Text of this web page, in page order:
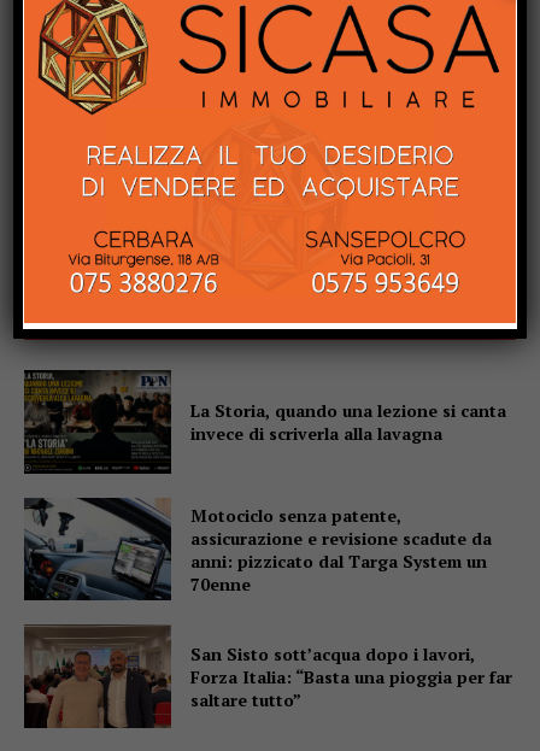
Popular
La Storia, quando una lezione si canta
invece di scriverla alla lavagna
Motociclo senza patente,
assicurazione e revisione scadute da
anni: pizzicato dal Targa System un
70enne
San Sisto sott’acqua dopo i lavori,
Forza Italia: “Basta una pioggia per far
saltare tutto”